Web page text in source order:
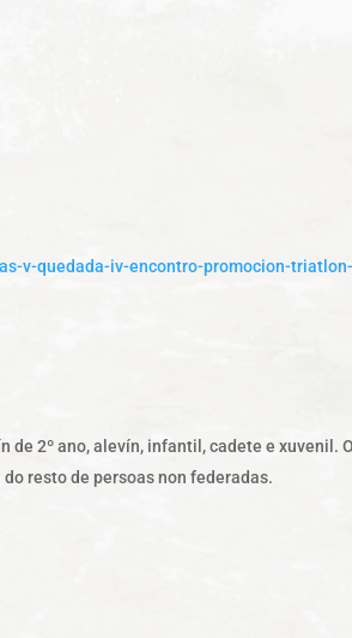
v-quedada-iv-encontro-promocion-
2º ano, alevín, infantil, cadete e
resto de persoas non federadas.